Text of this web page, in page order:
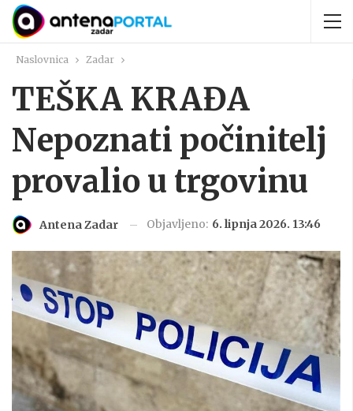
Naslovnica Zadar
TEŠKA KRAĐA
Nepoznati počinitelj
provalio u trgovinu
Antena Zadar Objavljeno: 6. lipnja 2026. 13:46